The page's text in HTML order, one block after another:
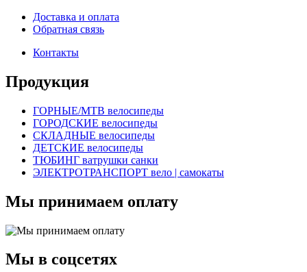
Доставка и оплата
Обратная связь
Контакты
Продукция
ГОРНЫЕ/MTB велосипеды
ГОРОДСКИЕ велосипеды
СКЛАДНЫЕ велосипеды
ДЕТСКИЕ велосипеды
ТЮБИНГ ватрушки санки
ЭЛЕКТРОТРАНСПОРТ вело | самокаты
Мы принимаем оплату
Мы в соцсетях